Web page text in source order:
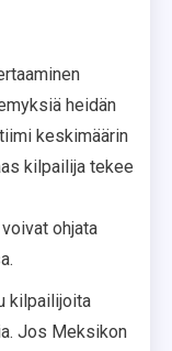
heidän
keskimäärin
kilpailija tekee
ohjata
kilpailijoita
Jos Meksikon